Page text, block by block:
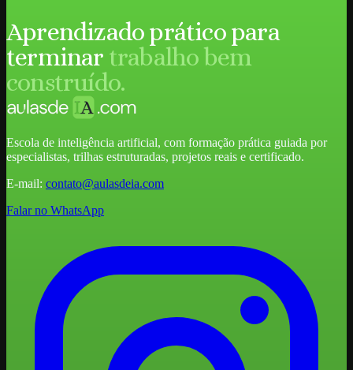
Aprendizado prático para
terminar trabalho bem
construído.
Escola de inteligência artificial, com formação prática guiada por
especialistas, trilhas estruturadas, projetos reais e certificado.
E-mail: contato@aulasdeia.com
Falar no WhatsApp